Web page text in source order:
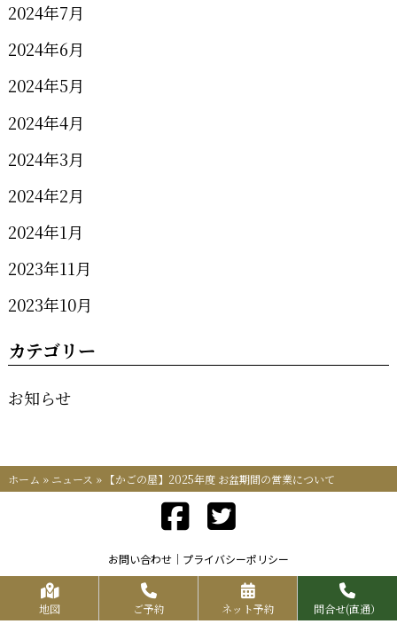
2024年7月
2024年6月
2024年5月
2024年4月
2024年3月
2024年2月
2024年1月
2023年11月
2023年10月
カテゴリー
お知らせ
ホーム » ニュース » 【かごの屋】2025年度 お盆期間の営業について
お問い合わせ プライバシーポリシー
Copyrights KR FOOD SERVICE All Rights Reserved.
地図 ご予約 ネット予約 問合せ(直通）